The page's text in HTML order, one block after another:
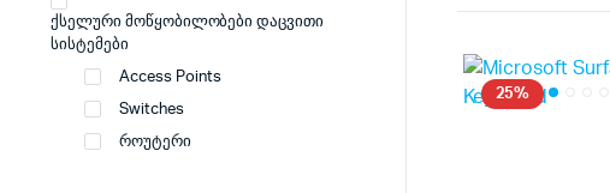
25%
ქსელური მოწყობილობები დაცვითი
სისტემები
Access Points
Switches
როუტერი